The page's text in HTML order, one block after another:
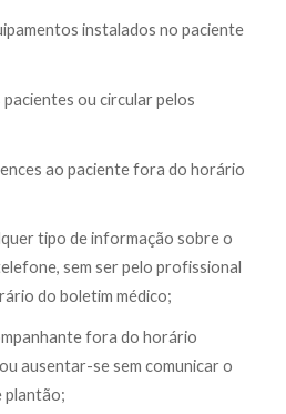
instalados no paciente
ou circular pelos
ao paciente fora do horário
tipo de informação sobre o
sem ser pelo profissional
do boletim médico;
fora do horário
ausentar-se sem comunicar o
plantão;